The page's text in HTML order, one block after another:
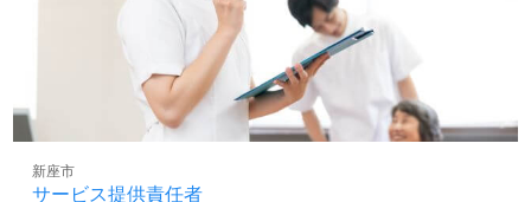
サービス提供責任者
新座市